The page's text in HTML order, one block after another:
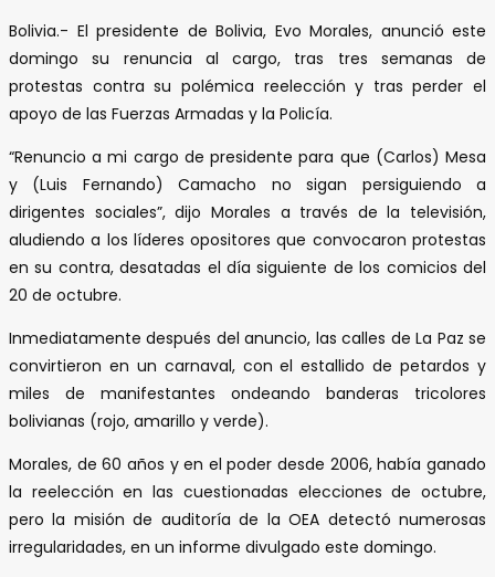
Bolivia.- El presidente de Bolivia, Evo Morales, anunció este
domingo su renuncia al cargo, tras tres semanas de
protestas contra su polémica reelección y tras perder el
apoyo de las Fuerzas Armadas y la Policía.
“Renuncio a mi cargo de presidente para que (Carlos) Mesa
y (Luis Fernando) Camacho no sigan persiguiendo a
dirigentes sociales”, dijo Morales a través de la televisión,
aludiendo a los líderes opositores que convocaron protestas
en su contra, desatadas el día siguiente de los comicios del
20 de octubre.
Inmediatamente después del anuncio, las calles de La Paz se
convirtieron en un carnaval, con el estallido de petardos y
miles de manifestantes ondeando banderas tricolores
bolivianas (rojo, amarillo y verde).
Morales, de 60 años y en el poder desde 2006, había ganado
la reelección en las cuestionadas elecciones de octubre,
pero la misión de auditoría de la OEA detectó numerosas
irregularidades, en un informe divulgado este domingo.